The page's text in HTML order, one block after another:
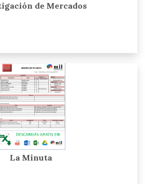
de Mercados
La Minuta